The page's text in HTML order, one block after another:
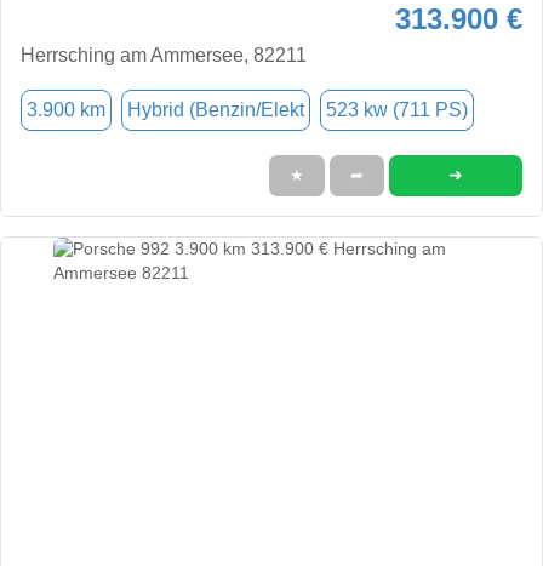
313.900 €
Herrsching am Ammersee, 82211
3.900 km Hybrid (Benzin/Elekt 523 kw (711 PS)
★ ➦ ➜